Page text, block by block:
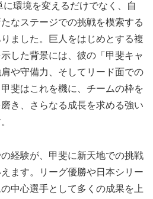
に環境を変えるだけでなく、自
なステージでの挑戦を模索する
ました。巨人をはじめとする複
した背景には、彼の「甲斐キャ
や守備力、そしてリード面での
斐はこれを機に、チームの枠を
き、さらなる成長を求める強い
経験が、甲斐に新天地での挑戦
ます。リーグ優勝や日本シリー
中心選手として多くの成果を上